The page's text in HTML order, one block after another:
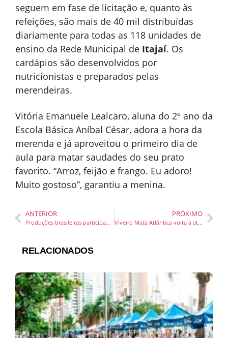
seguem em fase de licitação e, quanto às
refeições, são mais de 40 mil distribuídas
diariamente para todas as 118 unidades de
ensino da Rede Municipal de Itajaí. Os
cardápios são desenvolvidos por
nutricionistas e preparados pelas
merendeiras.
Vitória Emanuele Lealcaro, aluna do 2º ano da
Escola Básica Aníbal César, adora a hora da
merenda e já aproveitou o primeiro dia de
aula para matar saudades do seu prato
favorito. “Arroz, feijão e frango. Eu adoro!
Muito gostoso”, garantiu a menina.
ANTERIOR
Produções brasileiras participam do 26º Festival Internacional de Cinema de Punta del Este
PRÓXIMO
Viveiro Mata Atlântica volta a atender o público às terças e quintas
RELACIONADOS